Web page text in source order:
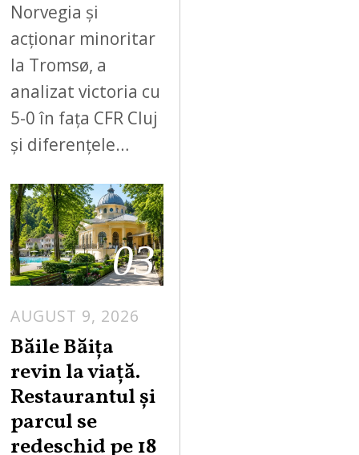
Norvegia și
acționar minoritar
la Tromsø, a
analizat victoria cu
5-0 în fața CFR Cluj
și diferențele…
03
AUGUST 9, 2026
S
9
Băile Băița
revin la viață.
Restaurantul și
parcul se
redeschid pe 18